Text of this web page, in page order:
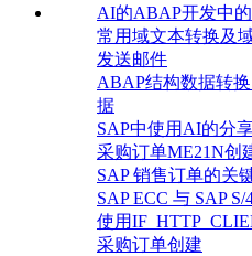
AI的ABAP开发中
常用域文本转换及
发送邮件
ABAP结构数据转
据
SAP中使用AI的分
采购订单ME21N创
SAP 销售订单的关
SAP ECC 与 SAP
使用
采购订单创建